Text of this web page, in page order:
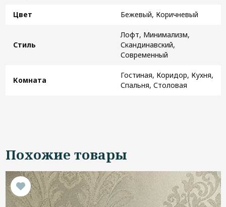
Цвет Бежевый, Коричневый
Стиль
Лофт, Минимализм,
Скандинавский,
Современный
Комната
Гостиная, Коридор, Кухня,
Спальня, Столовая
Похожие товары